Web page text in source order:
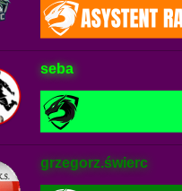
seba
grzegorz.świerc